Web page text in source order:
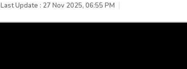
Last Update : 27 Nov 2025, 06:55 PM